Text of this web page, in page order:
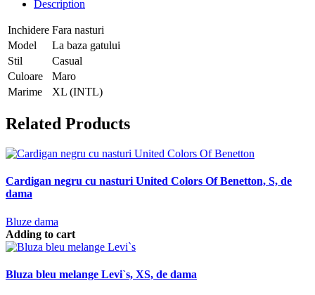
Description
Inchidere Fara nasturi
Model
La baza gatului
Stil
Casual
Culoare
Maro
Marime
XL (INTL)
Related Products
Cardigan negru cu nasturi United Colors Of Benetton, S, de
dama
Bluze dama
Adding to cart
Bluza bleu melange Levi`s, XS, de dama